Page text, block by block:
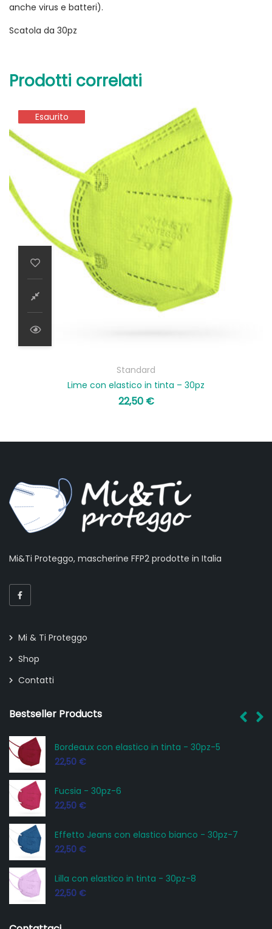
anche virus e batteri).
Scatola da 30pz
Prodotti correlati
Esaurito
Esaurito
Standard
Lime con elastico in tinta – 30pz
22,50 €
Mi&Ti Proteggo, mascherine FFP2 prodotte in Italia
Mi & Ti Proteggo
Shop
Contatti
Bestseller Products
Bordeaux con elastico in tinta - 30pz-5
22,50 €
Fucsia - 30pz-6
22,50 €
Effetto Jeans con elastico bianco - 30pz-7
22,50 €
Lilla con elastico in tinta - 30pz-8
22,50 €